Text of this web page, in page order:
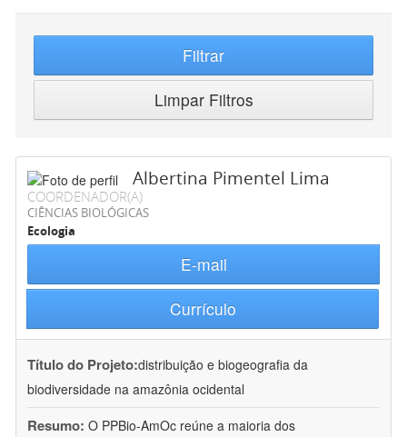
Filtrar
Limpar Filtros
Albertina Pimentel Lima
COORDENADOR(A)
CIÊNCIAS BIOLÓGICAS
Ecologia
E-mail
Currículo
Título do Projeto:distribuição e biogeografia da
biodiversidade na amazônia ocidental
Resumo: O PPBio-AmOc reúne a maioria dos